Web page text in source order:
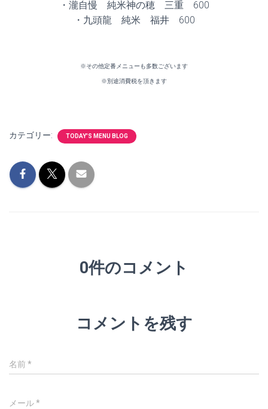
・瀧自慢 純米神の穂 三重 600
・九頭龍 純米 福井 600
※その他定番メニューも多数ございます
※別途消費税を頂きます
カテゴリー: TODAY'S MENU BLOG
0件のコメント
コメントを残す
名前*
メール*